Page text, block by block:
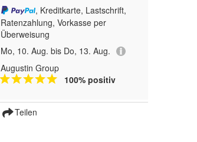
, Kreditkarte, Lastschrift,
Ratenzahlung, Vorkasse per
Überweisung
Mo, 10. Aug. bis Do, 13. Aug.
Augustin Group
100% positiv
Teilen